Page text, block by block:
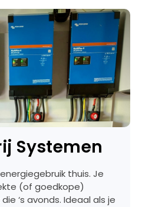
Systemen
thuis. Je
(of goedkope)
‘s avonds. Ideaal als je